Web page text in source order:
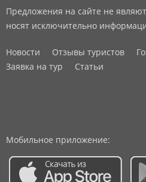
Предложения на сайте не
носят исключительно
Новости Отзывы туристов
Заявка на тур
Статьи
Мобильное приложение: